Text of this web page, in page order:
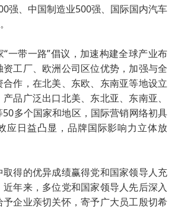
强、中国制造业500强、国际国内汽车
一带一路”倡议，加速构建全球产业布
资工厂、欧洲公司区位优势，加强与全
作，在北美、东欧、东南亚等地设立
品广泛出口北美、东北亚、东南亚、
多个国家和地区，国际营销网络初具
应日益凸显，品牌国际影响力立体放
得的优异成绩赢得党和国家领导人充
年来，多位党和国家领导人先后深入
企业亲切关怀，寄予广大员工殷切希